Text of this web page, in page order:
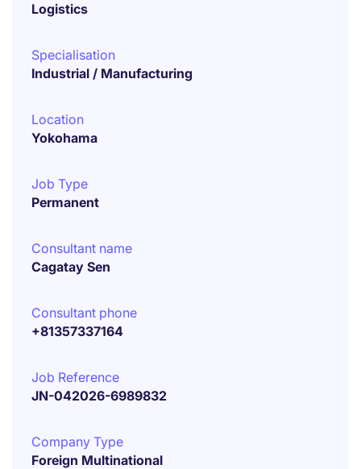
Logistics
Specialisation
Industrial / Manufacturing
Location
Yokohama
Job Type
Permanent
Consultant name
Cagatay Sen
Consultant phone
+81357337164
Job Reference
JN-042026-6989832
Company Type
Foreign Multinational